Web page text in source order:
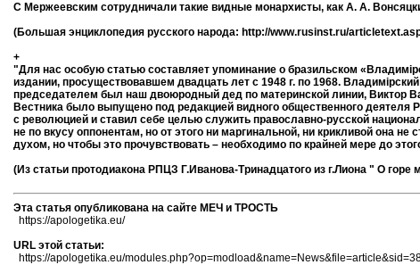
С Мержеевским сотрудничали такие видные монархисты, как А. А.
(Большая энциклопедия русского народа: http://www.rusinst.ru/
+
"Для нас особую статью составляет упоминание о бразильском
издании, просуществовавшем двадцать лет с 1948 г. по 1968.
председателем был наш двоюродный дед по материнской линии, Виктор
Вестника было выпущено под редакцией видного общественного
с революцией и ставил себе целью служить православно-русской
не по вкусу оппонентам, но от этого ни маргинальной, ни крикливой она
духом, но чтобы это прочувствовать – необходимо по крайней мере до
(Из статьи протодиакона РПЦЗ Г.Иванова-Тринадцатого из г.Лиона " О
Эта статья опубликована на сайте МЕЧ и ТРОСТЬ
https://apologetika.eu/
URL этой статьи:
https://apologetika.eu/